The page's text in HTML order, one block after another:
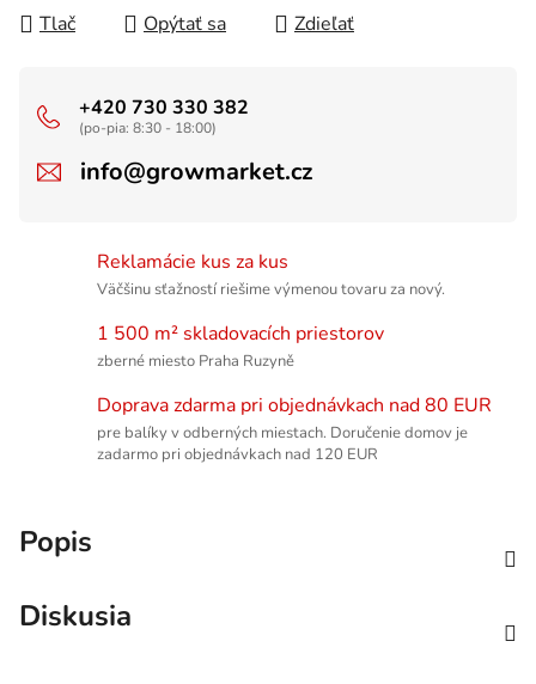
Tlač Opýtať sa Zdieľať
+420 730 330 382
(po-pia: 8:30 - 18:00)
info@growmarket.cz
Reklamácie kus za kus
Väčšinu sťažností riešime výmenou tovaru za nový.
1 500 m² skladovacích priestorov
zberné miesto Praha Ruzyně
Doprava zdarma pri objednávkach nad 80 EUR
pre balíky v odberných miestach. Doručenie domov je
zadarmo pri objednávkach nad 120 EUR
Popis
Diskusia